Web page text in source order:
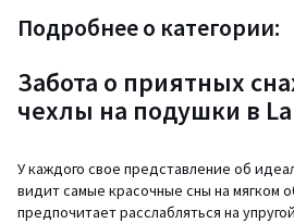
Подробнее о категории:
Забота о приятных
чехлы на подушки в
У каждого свое представление об
видит самые красочные сны на мягком
предпочитает расслабляться на